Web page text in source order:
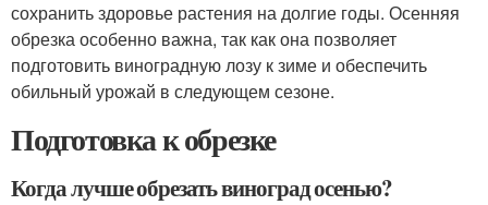
сохранить здоровье растения на долгие годы. Осенняя
обрезка особенно важна, так как она позволяет
подготовить виноградную лозу к зиме и обеспечить
обильный урожай в следующем сезоне.
Подготовка к обрезке
Когда лучше обрезать виноград осенью?